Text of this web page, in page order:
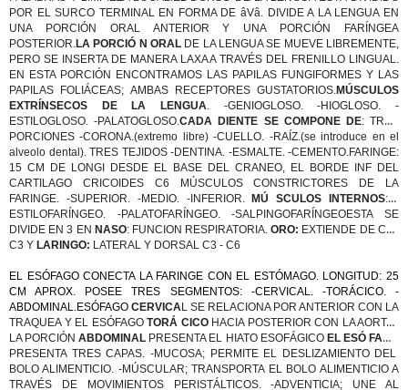
POR EL SURCO TERMINAL EN FORMA DE âVâ. DIVIDE A LA LENGUA EN
UNA PORCIÓN ORAL ANTERIOR Y UNA PORCIÓN FARÍNGEA
POSTERIOR.LA PORCIÓ N ORAL DE LA LENGUA SE MUEVE LIBREMENTE,
PERO SE INSERTA DE MANERA LAXA A TRAVÉS DEL FRENILLO LINGUAL.
EN ESTA PORCIÓN ENCONTRAMOS LAS PAPILAS FUNGIFORMES Y LAS
PAPILAS FOLIÁCEAS; AMBAS RECEPTORES GUSTATORIOS.MÚSCULOS
EXTRÍNSECOS DE LA LENGUA. -GENIOGLOSO. -HIOGLOSO. -
ESTILOGLOSO. -PALATOGLOSO.CADA DIENTE SE COMPONE DE: TRES
PORCIONES -CORONA.(extremo libre) -CUELLO. -RAÍZ.(se introduce en el
alveolo dental). TRES TEJIDOS -DENTINA. -ESMALTE. -CEMENTO.FARINGE:
15 CM DE LONGI DESDE EL BASE DEL CRANEO, EL BORDE INF DEL
CARTILAGO CRICOIDES C6 MÚSCULOS CONSTRICTORES DE LA
FARINGE. -SUPERIOR. -MEDIO. -INFERIOR.
MÚ SCULOS INTERNOS: -
ESTILOFARÍNGEO. -PALATOFARÍNGEO. -SALPINGOFARÍNGEOESTA SE
DIVIDE EN 3 EN NASO: FUNCION RESPIRATORIA.ORO: EXTIENDE DE C2 -
C3 Y LARINGO: LATERAL Y DORSAL C3 - C6
EL ESÓFAGO CONECTA LA FARINGE CON EL ESTÓMAGO. LONGITUD: 25
CM APROX. POSEE TRES SEGMENTOS: -CERVICAL. -TORÁCICO. -
ABDOMINAL.ESÓFAGO CERVICAL SE RELACIONA POR ANTERIOR CON LA
TRAQUEA Y EL ESÓFAGOTORÁ CICOHACIA POSTERIOR CON LA AORTA .
LA PORCIÓNABDOMINAL PRESENTA EL HIATO ESOFÁGICO EL ESÓ FAGO
PRESENTA TRES CAPAS. -MUCOSA; PERMITE EL DESLIZAMIENTO DEL
BOLO ALIMENTICIO. -MÚSCULAR; TRANSPORTA EL BOLO ALIMENTICIO A
TRAVÉS DE MOVIMIENTOS PERISTÁLTICOS. -ADVENTICIA; UNE AL